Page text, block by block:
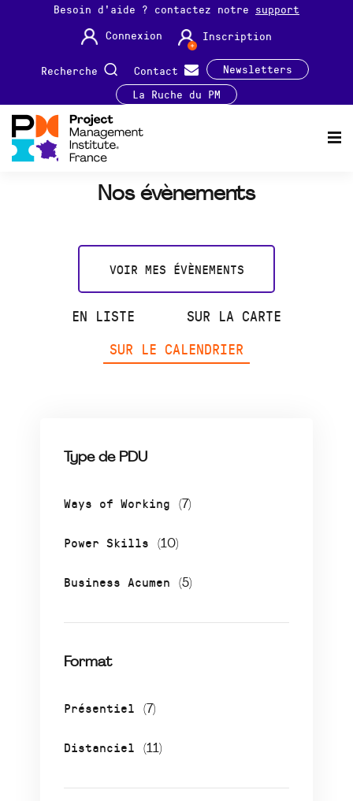
Besoin d'aide ? contactez notre support
Connexion
Inscription
Recherche Contact
Newsletters
La Ruche du PM
Nos évènements
VOIR MES ÉVÈNEMENTS
EN LISTE
SUR LA CARTE
SUR LE CALENDRIER
Type de PDU
Ways of Working (7)
Power Skills (10)
Business Acumen (5)
Format
Présentiel (7)
Distanciel (11)